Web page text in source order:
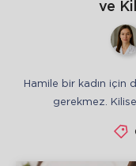
ve
Hamile bir kadın için
gerekmez.